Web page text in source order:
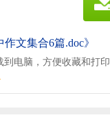
文集合6篇.doc》
到电脑，方便收藏和打印